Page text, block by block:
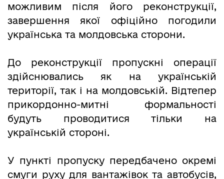
можливим після його реконструкції,
завершення якої офіційно погодили
українська та молдовська сторони.
До реконструкції пропускні операції
здійснювались як на українській
території, так і на молдовській. Відтепер
прикордонно-митні формальності
будуть проводитися тільки на
українській стороні.
У пункті пропуску передбачено окремі
смуги руху для вантажівок та автобусів,